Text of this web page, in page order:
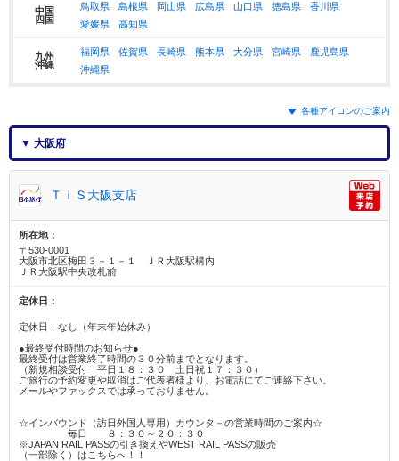
中国
四国
鳥取県 島根県 岡山県 広島県 山口県 徳島県
香川県
愛媛県
高知県
九州
沖縄
福岡県 佐賀県 長崎県 熊本県 大分県 宮崎県
鹿児島県
沖縄県
各種アイコンのご案内
▼ 大阪府
ＴｉＳ大阪支店
所在地：
〒530-0001
大阪市北区梅田３－１－１ ＪＲ大阪駅構内
ＪＲ大阪駅中央改札前
定休日：
定休日：なし（年末年始休み）
●最終受付時間のお知らせ●
最終受付は営業終了時間の３０分前までとなります。
（新規相談受付 平日１８：３０ 土日祝１７：３０）
ご旅行の予約変更や取消はご代表者様より、お電話にてご連絡下さい。
メールやファックスでは承っておりません。
☆インバウンド（訪日外国人専用）カウンタ－の営業時間のご案内☆
毎日 ８：３０～２０：３０
※JAPAN RAIL PASSの引き換えやWEST RAIL PASSの販売
（一部除く）はこちらへ！！